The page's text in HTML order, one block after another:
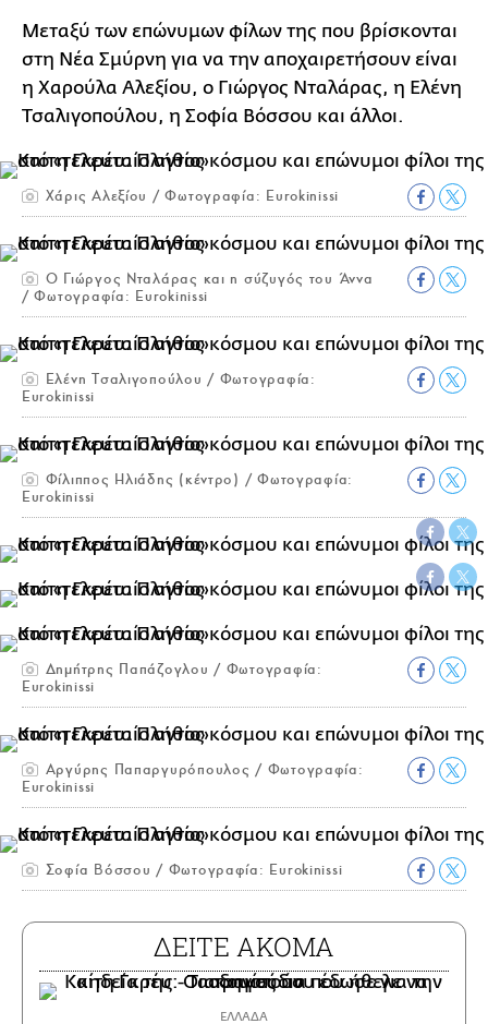
Μεταξύ των επώνυμων φίλων της που βρίσκονται
στη Νέα Σμύρνη για να την αποχαιρετήσουν είναι
η Χαρούλα Αλεξίου, ο Γιώργος Νταλάρας, η Ελένη
Τσαλιγοπούλου, η Σοφία Βόσσου και άλλοι.
Χάρις Αλεξίου / Φωτογραφία: Eurokinissi
Ο Γιώργος Νταλάρας και η σύζυγός του Άννα
/ Φωτογραφία: Eurokinissi
Ελένη Τσαλιγοπούλου / Φωτογραφία:
Eurokinissi
Φίλιππος Ηλιάδης (κέντρο) / Φωτογραφία:
Eurokinissi
Δημήτρης Παπάζογλου / Φωτογραφία:
Eurokinissi
Αργύρης Παπαργυρόπουλος / Φωτογραφία:
Eurokinissi
Σοφία Βόσσου / Φωτογραφία: Eurokinissi
ΔΕΙΤΕ ΑΚΟΜΑ
ΕΛΛΑΔΑ